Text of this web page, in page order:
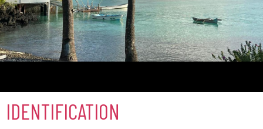
IDENTIFICATION